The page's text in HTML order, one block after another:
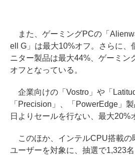
また、ゲーミングPCの「
ell G」は最大10%オフ。さらに、
ニター製品は最大44%、ゲーミン
オフとなっている。
企業向けの「Vostro」や「
「Precision」、「PowerEdge」
日よりセールを行ない、最大20%
このほか、インテルCPU搭載の
ユーザーを対象に、抽選で1,323